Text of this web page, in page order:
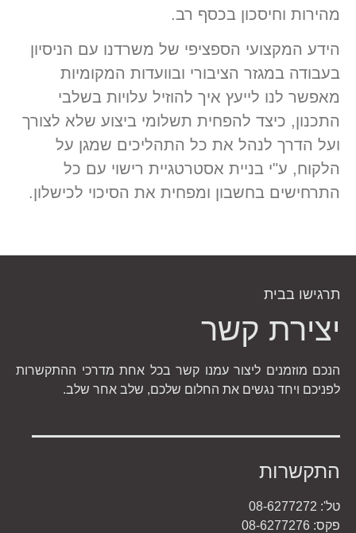
מהירות וחיסכון בכסף רב.
הידע המקצועי הספציפי של משרדנו עם הניסיון
בעבודה במגזר הציבורי ובוועדות המקומיות
מאפשר לנו לייעץ איך להוזיל עלויות בשלבי
התכנון, כיצד להפחית תשלומי ביצוע שלא לצורך
ועל הדרך לנהל את כל התהליכים שמגן על
הלקוח, ע"י בניית אסטרטגיית רישוי עם כל
התרחישים בחשבון ומפחית את הסיכוי לכישלון.
תרגישו בבית
יצירת קשר
הנכם מוזמנים ליצור עמנו קשר בכל אחת מדרכי ההתקשרות
לפניכם ויחד נגשים את החלום שלכם, שלב אחר שלב.
התקשרות
טל': 08-6277272
פקס: 08-6277276